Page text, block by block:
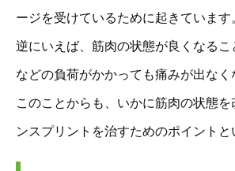
ージを受けているために起きています
逆にいえば、筋肉の状態が良くなる
などの負荷がかかっても痛みが出なく
このことからも、いかに筋肉の状態
ンスプリントを治すためのポイントと